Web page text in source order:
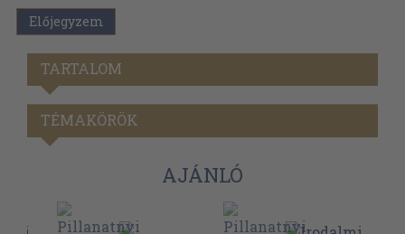
Előjegyzem
TARTALOM
TÉMAKÖRÖK
AJÁNLÓ